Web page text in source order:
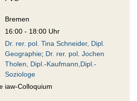
Bremen
16:00 - 18:00 Uhr
Dr. rer. pol. Tina Schneider, Dipl.
Geographie; Dr. rer. pol. Jochen
Tholen, Dipl.-Kaufmann,Dipl.-
Soziologe
iaw-Colloquium